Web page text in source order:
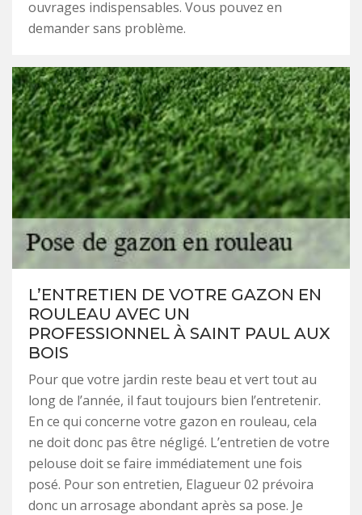
ouvrages indispensables. Vous pouvez en
demander sans problème.
L’ENTRETIEN DE VOTRE GAZON EN
ROULEAU AVEC UN
PROFESSIONNEL À SAINT PAUL AUX
BOIS
Pour que votre jardin reste beau et vert tout au
long de l’année, il faut toujours bien l’entretenir.
En ce qui concerne votre gazon en rouleau, cela
ne doit donc pas être négligé. L’entretien de votre
pelouse doit se faire immédiatement une fois
posé. Pour son entretien, Elagueur 02 prévoira
donc un arrosage abondant après sa pose. Je